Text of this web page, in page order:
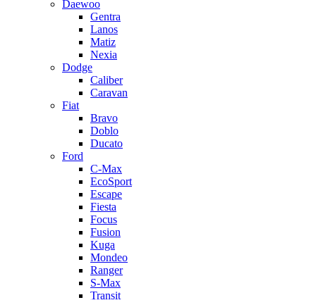
Daewoo
Gentra
Lanos
Matiz
Nexia
Dodge
Caliber
Caravan
Fiat
Bravo
Doblo
Ducato
Ford
C-Max
EcoSport
Escape
Fiesta
Focus
Fusion
Kuga
Mondeo
Ranger
S-Max
Transit